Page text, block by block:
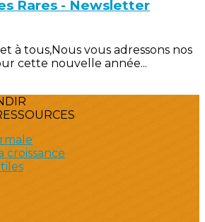
Rares - Newsletter
à tous,Nous vous adressons nos
cette nouvelle année...
croissance